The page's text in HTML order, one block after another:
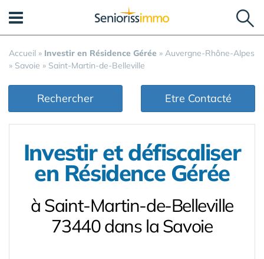
Accueil » Investir en Résidence Gérée » Auvergne-Rhône-Alpes
» Savoie » Saint-Martin-de-Belleville
Rechercher Etre Contacté
Investir et défiscaliser
en Résidence Gérée
à Saint-Martin-de-Belleville
73440 dans la Savoie